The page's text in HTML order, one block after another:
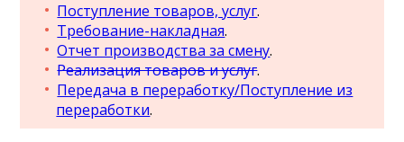
Поступление товаров, услуг.
Требование-накладная.
Отчет производства за смену.
Реализация товаров и услуг.
Передача в переработку/Поступление из
переработки.